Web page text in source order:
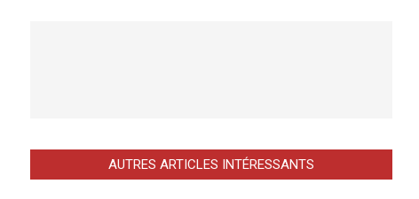
AUTRES ARTICLES INTÉRESSANTS